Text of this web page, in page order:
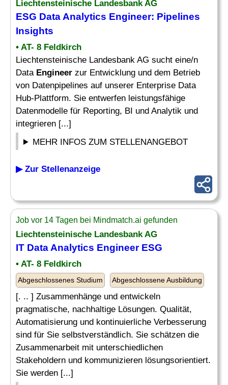
Liechtensteinische Landesbank AG
ESG Data Analytics Engineer: Pipelines
Insights
• AT- 8 Feldkirch
Liechtensteinische Landesbank AG sucht eine/n
Data Engineer zur Entwicklung und dem Betrieb
von Datenpipelines auf unserer Enterprise Data
Hub-Plattform. Sie entwerfen leistungsfähige
Datenmodelle für Reporting, BI und Analytik und
integrieren [...]
MEHR INFOS ZUM STELLENANGEBOT
▶ Zur Stellenanzeige
Job vor 14 Tagen bei Mindmatch.ai gefunden
Liechtensteinische Landesbank AG
IT Data Analytics EngineerESG
• AT- 8 Feldkirch
Abgeschlossenes Studium Abgeschlossene Ausbildung
[. .. ] Zusammenhänge und entwickeln
pragmatische, nachhaltige Lösungen. Qualität,
Automatisierung und kontinuierliche Verbesserung
sind für Sie selbstverständlich. Sie schätzen die
Zusammenarbeit mit unterschiedlichen
Stakeholdern und kommunizieren lösungsorientiert.
Sie werden [...]